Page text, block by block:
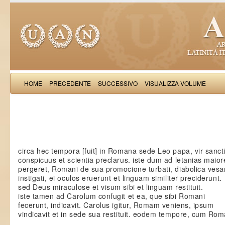
HOME PRECEDENTE SUCCESSIVO VISUALIZZA VOLUME
circa hec tempora [fuit] in Romana sede Leo papa, vir
conspicuus et scientia preclarus. iste dum ad letanias
pergeret, Romani de sua promocione turbati, diabolica
instigati, ei oculos eruerunt et linguam similiter preciderunt.
sed Deus miraculose et visum sibi et linguam restituit.
iste tamen ad Carolum confugit et ea, que sibi Romani
fecerunt, indicavit. Carolus igitur, Romam veniens, ipsum
vindicavit et in sede sua restituit. eodem tempore, cum